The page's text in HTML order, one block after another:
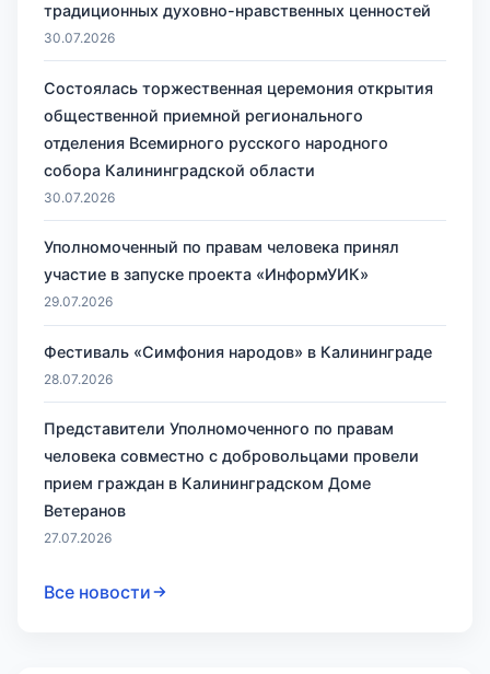
традиционных духовно-нравственных ценностей
30.07.2026
Состоялась торжественная церемония открытия
общественной приемной регионального
отделения Всемирного русского народного
собора Калининградской области
30.07.2026
Уполномоченный по правам человека принял
участие в запуске проекта «ИнформУИК»
29.07.2026
Фестиваль «Симфония народов» в Калининграде
28.07.2026
Представители Уполномоченного по правам
человека совместно с добровольцами провели
прием граждан в Калининградском Доме
Ветеранов
27.07.2026
Все новости